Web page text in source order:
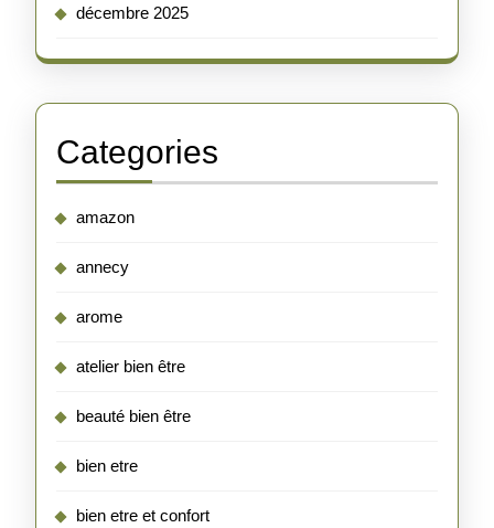
décembre 2025
Categories
amazon
annecy
arome
atelier bien être
beauté bien être
bien etre
bien etre et confort